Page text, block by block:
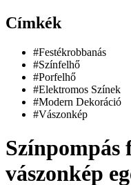
Címkék
#Festékrobbanás
#Színfelhő
#Porfelhő
#Elektromos Színek
#Modern Dekoráció
#Vászonkép
Színpompás
vászonkép